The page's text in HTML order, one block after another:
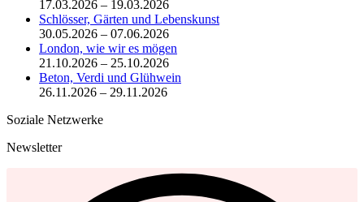
17.03.2026 – 19.03.2026
Schlösser, Gärten und Lebenskunst
30.05.2026 – 07.06.2026
London, wie wir es mögen
21.10.2026 – 25.10.2026
Beton, Verdi und Glühwein
26.11.2026 – 29.11.2026
Soziale Netzwerke
Newsletter